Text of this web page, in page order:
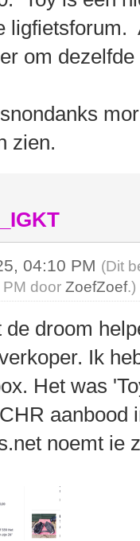
om
zien.
04:10 PM (Dit
PM doorZoefZoef.)
de droom
Ik
Het was
noemt ie